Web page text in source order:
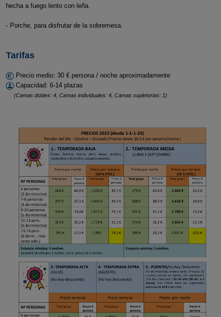
hecha a fuego lento con leña.
- Porche, para disfrutar de la sobremesa.
Tarifas
Precio medio: 30 € persona / noche aproximadamente
Capacidad: 6-14 plazas
(Camas dobles: 4, Camas individuales: 4, Camas supletorias: 1)